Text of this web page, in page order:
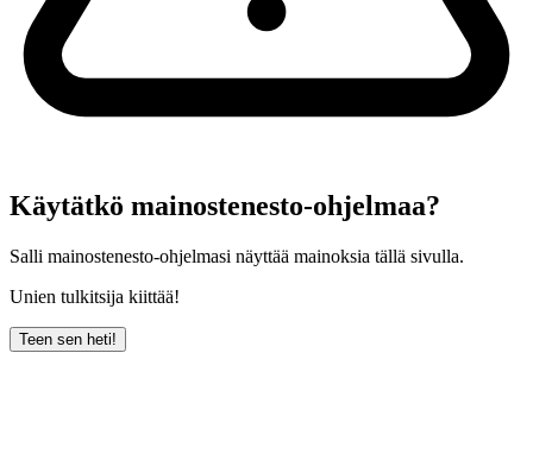
Käytätkö mainostenesto-ohjelmaa?
Salli mainostenesto-ohjelmasi näyttää mainoksia tällä sivulla.
Unien tulkitsija kiittää!
Teen sen heti!